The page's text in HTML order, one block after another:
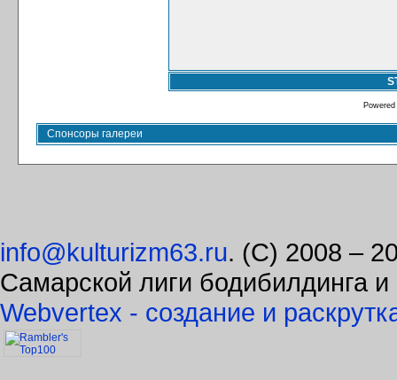
info@kulturizm63.ru
. (C) 2008 –
Самарской лиги бодибилдинга
Webvertex - создание и